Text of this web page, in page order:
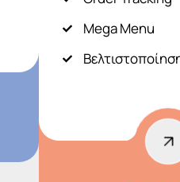
Mega Menu